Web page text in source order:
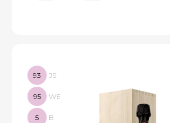
93 JS
95 WE
5 B